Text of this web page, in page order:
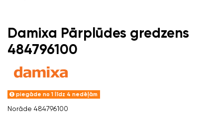
Damixa Pārplūdes gredzens
484796100
piegāde no 1 līdz 4 nedēļām
Norāde 484796100